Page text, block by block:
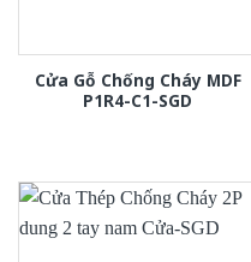
Cửa Gỗ Chống Cháy MDF
P1R4-C1-SGD